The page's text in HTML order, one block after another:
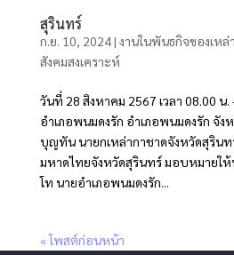
สุรินทร์
ก.ย. 10, 2024| งานในพันธกิจของเหล่
สังคมสงเคราะห์
วันที่ 28 สิงหาคม 2567 เวลา 08.00
อำเภอพนมดงรัก อำเภอพนมดงรัก จั
บุญทัน นายกเหล่ากาชาดจังหวัดสุริน
มหาดไทยจังหวัดสุรินทร์ มอบหมายใ
โท นายอำเภอพนมดงรัก...
« โพสต์ก่อนหน้า